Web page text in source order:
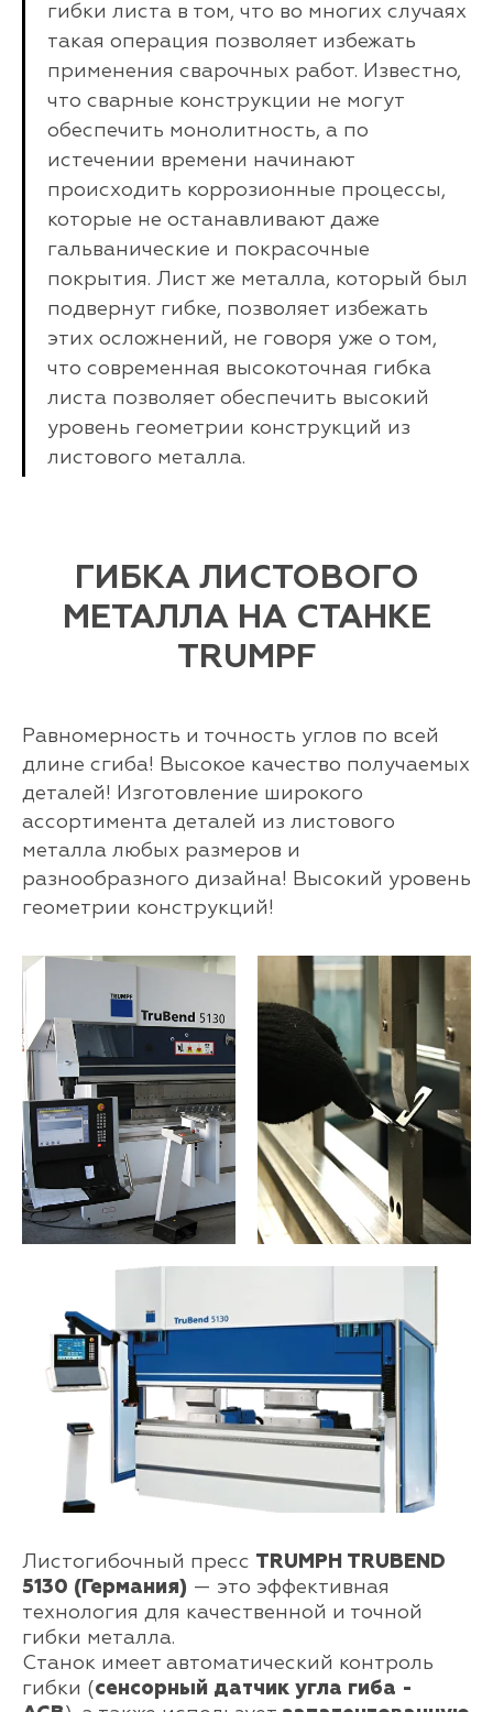
гибки листа в том, что во многих случаях
такая операция позволяет избежать
применения сварочных работ. Известно,
что сварные конструкции не могут
обеспечить монолитность, а по
истечении времени начинают
происходить коррозионные процессы,
которые не останавливают даже
гальванические и покрасочные
покрытия. Лист же металла, который был
подвернут гибке, позволяет избежать
этих осложнений, не говоря уже о том,
что современная высокоточная гибка
листа позволяет обеспечить высокий
уровень геометрии конструкций из
листового металла.
ГИБКА ЛИСТОВОГО
МЕТАЛЛА НА СТАНКЕ
TRUMPF
Равномерность и точность углов по всей
длине сгиба! Высокое качество получаемых
деталей! Изготовление широкого
ассортимента деталей из листового
металла любых размеров и
разнообразного дизайна! Высокий уровень
геометрии конструкций!
Листогибочный пресс TRUMPH TRUBEND
5130 (Германия) — это эффективная
технология для качественной и точной
гибки металла.
Станок имеет автоматический контроль
гибки (сенсорный датчик угла гиба -